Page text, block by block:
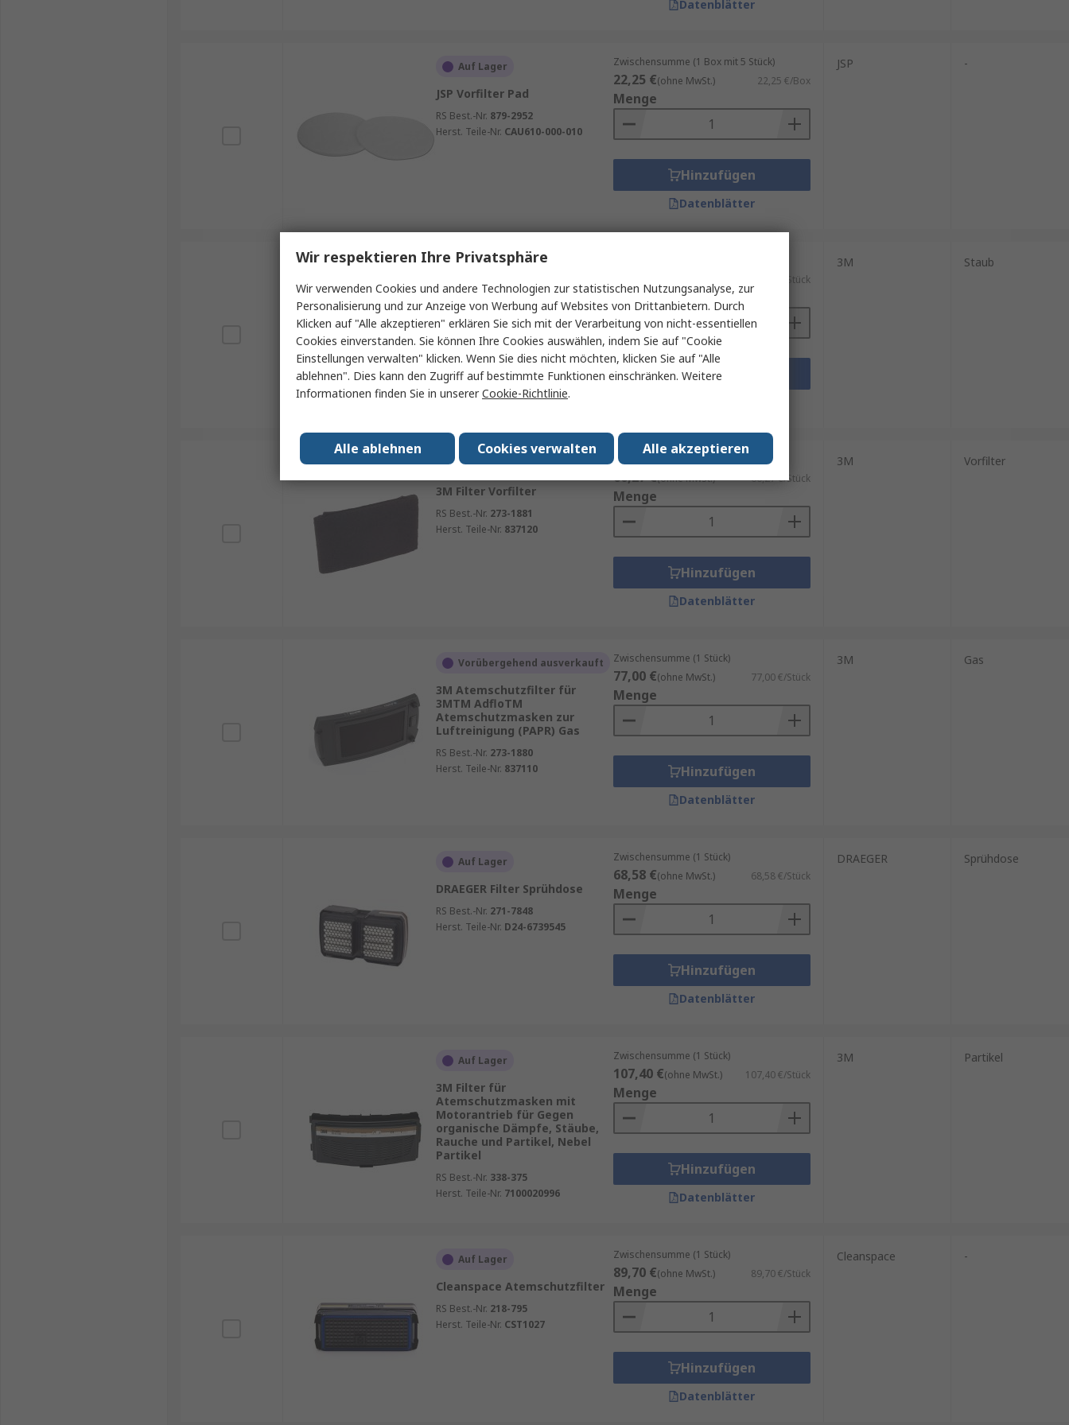
: Gebläse-Atemschutzmasken können über längere Zeiträume getragen werden, da die Filter kontinuierlich frische
Datenblätter
Auf Lager
JSP Vorfilter Pad
RS Best.-Nr. 879-2952
Herst. Teile-Nr. CAU610-000-010
Zwischensumme (1 Box mit 5 Stück)
22,25 €(ohne MwSt.) 22,25 €/Box
Menge
Hinzufügen
Datenblätter
JSP -
Auf Lager
3M Atemschutzfilter für
Versaflo TR-300 Staub
RS Best.-Nr. 273-1937
Herst. Teile-Nr. TR-3822E
59,37 €/Stück
Menge
Hinzufügen
3M Staub
Auf Lager
3M Filter Vorfilter
RS Best.-Nr. 273-1881
Herst. Teile-Nr. 837120
Zwischensumme (1 Stück)
60,27 €(ohne MwSt.) 60,27 €/Stück
Menge
Hinzufügen
Datenblätter
3M Vorfilter
Vorübergehend ausverkauft
3M Atemschutzfilter für
3MTM AdfloTM
Atemschutzmasken zur
Luftreinigung (PAPR) Gas
RS Best.-Nr. 273-1880
Herst. Teile-Nr. 837110
Zwischensumme (1 Stück)
77,00 €(ohne MwSt.) 77,00 €/Stück
Menge
Hinzufügen
Datenblätter
3M Gas
Auf Lager
DRAEGER Filter Sprühdose
RS Best.-Nr. 271-7848
Herst. Teile-Nr. D24-6739545
Zwischensumme (1 Stück)
68,58 €(ohne MwSt.) 68,58 €/Stück
Menge
Hinzufügen
Datenblätter
DRAEGER Sprühdose
Auf Lager
3M Filter für
Atemschutzmasken mit
Motorantrieb für Gegen
organische Dämpfe, Stäube,
Rauche und Partikel, Nebel
Partikel
RS Best.-Nr. 338-375
Herst. Teile-Nr. 7100020996
Zwischensumme (1 Stück)
107,40 €(ohne MwSt.) 107,40 €/Stück
Menge
Hinzufügen
Datenblätter
3M Partikel
Auf Lager
Cleanspace Atemschutzfilter
RS Best.-Nr. 218-795
Herst. Teile-Nr. CST1027
Zwischensumme (1 Stück)
89,70 €(ohne MwSt.) 89,70 €/Stück
Menge
Hinzufügen
Datenblätter
Cleanspace -
Wir respektieren Ihre Privatsphäre
Wir verwenden Cookies und andere Technologien zur statistischen Nutzungsanalyse, zur
Personalisierung und zur Anzeige von Werbung auf Websites von Drittanbietern. Durch
Klicken auf "Alle akzeptieren" erklären Sie sich mit der Verarbeitung von nicht-essentiellen
Cookies einverstanden. Sie können Ihre Cookies auswählen, indem Sie auf "Cookie
Einstellungen verwalten" klicken. Wenn Sie dies nicht möchten, klicken Sie auf "Alle
ablehnen". Dies kann den Zugriff auf bestimmte Funktionen einschränken. Weitere
Informationen finden Sie in unsererCookie-Richtlinie.
Alle akzeptieren
Cookies verwalten
Alle ablehnen